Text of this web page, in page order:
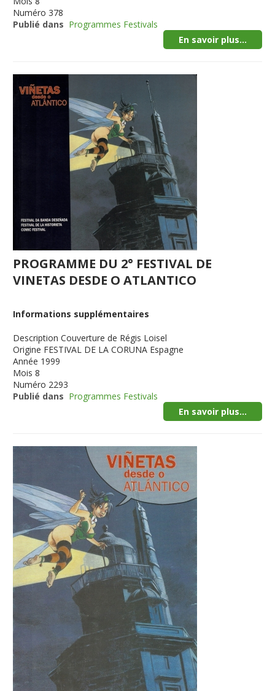
Numéro 378
Publié dans Programmes Festivals
En savoir plus...
PROGRAMME DU 2° FESTIVAL DE
VINETAS DESDE O ATLANTICO
Informations supplémentaires
Description Couverture de Régis Loisel
Origine FESTIVAL DE LA CORUNA Espagne
Année 1999
Mois 8
Numéro 2293
Publié dans Programmes Festivals
En savoir plus...